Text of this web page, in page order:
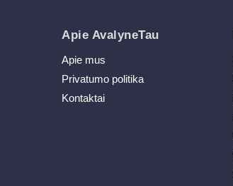
Apie AvalyneTau
Apie mus
Privatumo politika
Kontaktai